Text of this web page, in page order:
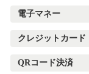
電子マネー
クレジットカード
QRコード決済